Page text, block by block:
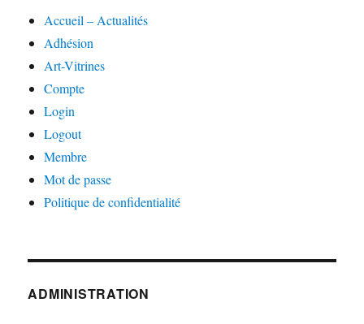
Accueil – Actualités
Adhésion
Art-Vitrines
Compte
Login
Logout
Membre
Mot de passe
Politique de confidentialité
ADMINISTRATION